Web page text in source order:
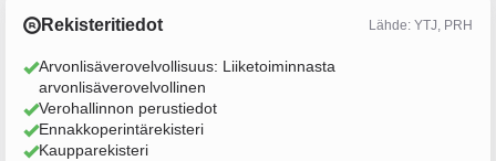
Rekisteritiedot Lähde: YTJ, PRH
Arvonlisäverovelvollisuus: Liiketoiminnasta
arvonlisäverovelvollinen
Verohallinnon perustiedot
Ennakkoperintärekisteri
Kaupparekisteri